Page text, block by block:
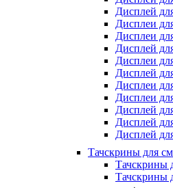
Дисплей
Дисплеи
Дисплеи
Дисплей
Дисплеи
Дисплей
Дисплеи
Дисплеи
Дисплей
Дисплей
Дисплей
Тачскрины для
Тачскрины
Тачскрины